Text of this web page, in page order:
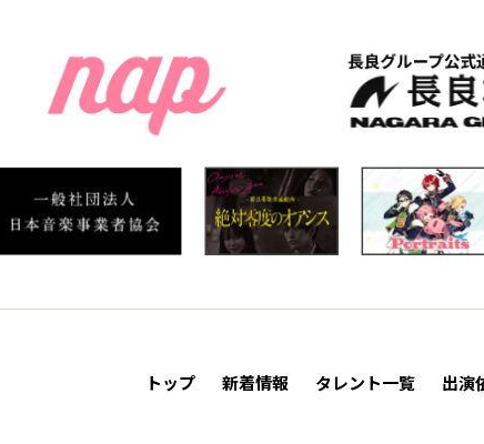
トップ 新着情報 タレント一覧 出演